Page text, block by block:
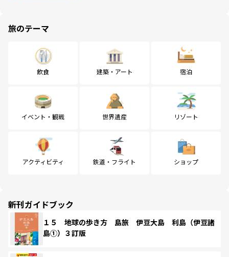
旅のテーマ
飲食 建築・アート 宿泊
イベント・観戦 世界遺産 リゾート
アクティビティ 鉄道・フライト ショップ
新刊ガイドブック
１５ 地球の歩き方 島旅 伊豆大島 利島（伊豆諸
島①）３訂版